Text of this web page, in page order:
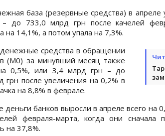
база (резервные средства) в апреле
до 733,0 млрд грн после качелей
на 14,1%, а потом упала на 7,3%.
средства в обращении
(M0) за минувший месяц также
0,5%, или 3,4 млрд грн – до
грн после увеличения на 0,2% в
на 8,8% в феврале.
деньги банков выросли в апреле всего на
февраля-марта, когда они сначала
на 37,8%.